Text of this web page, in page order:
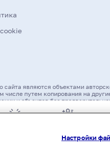
симптомам
сайта являются объектами
числе путем копирования на
и объектов без
Настройки